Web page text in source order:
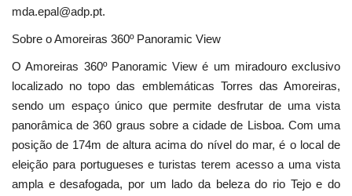
mda.epal@adp.pt.
Sobre o Amoreiras 360º Panoramic View
O Amoreiras 360º Panoramic View é um miradouro exclusivo
localizado no topo das emblemáticas Torres das Amoreiras,
sendo um espaço único que permite desfrutar de uma vista
panorâmica de 360 graus sobre a cidade de Lisboa. Com uma
posição de 174m de altura acima do nível do mar, é o local de
eleição para portugueses e turistas terem acesso a uma vista
ampla e desafogada, por um lado da beleza do rio Tejo e do